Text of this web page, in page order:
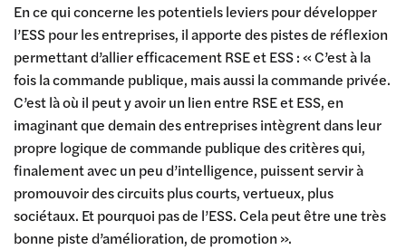
En ce qui concerne les potentiels leviers pour développer
l’ESS pour les entreprises, il apporte des pistes de réflexion
permettant d’allier efficacement RSE et ESS : « C’est à la
fois la commande publique, mais aussi la commande privée.
C’est là où il peut y avoir un lien entre RSE et ESS, en
imaginant que demain des entreprises intègrent dans leur
propre logique de commande publique des critères qui,
finalement avec un peu d’intelligence, puissent servir à
promouvoir des circuits plus courts, vertueux, plus
sociétaux. Et pourquoi pas de l’ESS. Cela peut être une très
bonne piste d’amélioration, de promotion ».